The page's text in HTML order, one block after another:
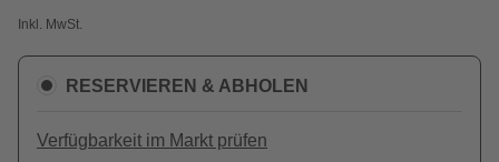
Inkl. MwSt.
RESERVIEREN & ABHOLEN
Verfügbarkeit im Markt prüfen